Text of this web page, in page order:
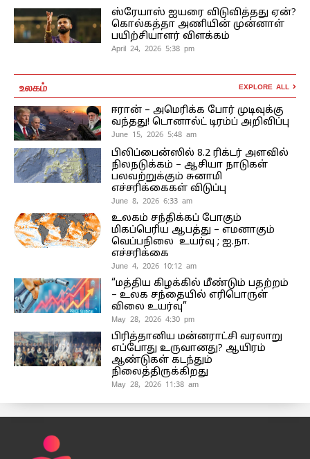
ஸ்ரேயாஸ் ஐயரை விடுவித்தது ஏன்?
கொல்கத்தா அணியின் முன்னாள்
பயிற்சியாளர் விளக்கம்
April 24, 2026 5:38 pm
உலகம் EXPLORE ALL
ஈரான் – அமெரிக்க போர் முடிவுக்கு
வந்தது! டொனால்ட் டிரம்ப் அறிவிப்பு
June 15, 2026 5:48 am
பிலிப்பைன்ஸில் 8.2 ரிக்டர் அளவில்
நிலநடுக்கம் – ஆசியா நாடுகள்
பலவற்றுக்கும் சுனாமி
எச்சரிக்கைகள் விடுப்பு
June 8, 2026 6:33 am
உலகம் சந்திக்கப் போகும்
மிகப்பெரிய ஆபத்து – எமனாகும்
வெப்பநிலை உயர்வு ; ஐ.நா.
எச்சரிக்கை
June 4, 2026 10:12 am
“மத்திய கிழக்கில் மீண்டும் பதற்றம்
– உலக சந்தையில் எரிபொருள்
விலை உயர்வு”
May 28, 2026 4:30 pm
பிரித்தானிய மன்னராட்சி வரலாறு
எப்போது உருவானது? ஆயிரம்
ஆண்டுகள் கடந்தும்
நிலைத்திருக்கிறது
May 28, 2026 11:38 am